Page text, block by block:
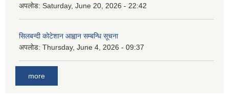
अपलोड: Saturday, June 20, 2026 - 22:42
सिलबन्दी कोटेशान आह्वान सम्बन्धि सूचना
अपलोड: Thursday, June 4, 2026 - 09:37
more